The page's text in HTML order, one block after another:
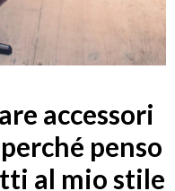
accessori
penso
al mio stile